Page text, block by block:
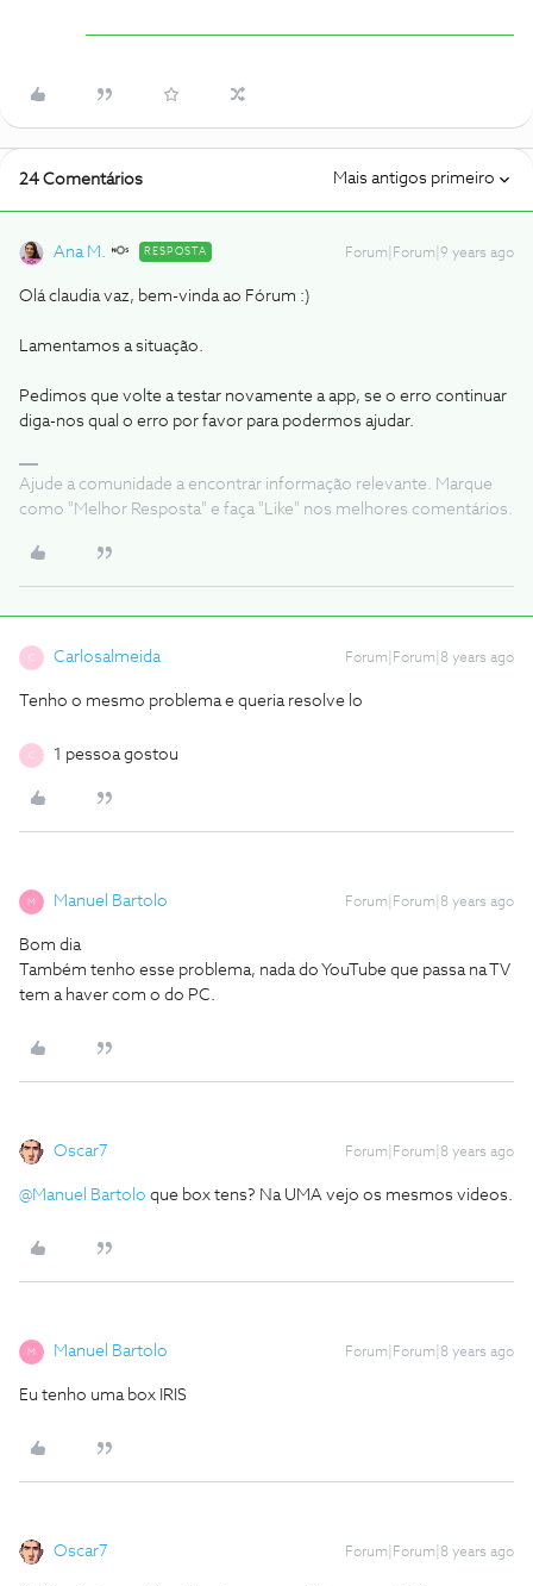
24 Comentários Mais antigos primeiro
Ana M. RESPOSTA Forum|Forum|9 years ago
Olá claudia vaz, bem-vinda ao Fórum :)
Lamentamos a situação.
Pedimos que volte a testar novamente a app, se o erro continuar
diga-nos qual o erro por favor para podermos ajudar.
Ajude a comunidade a encontrar informação relevante. Marque
como "Melhor Resposta" e faça "Like" nos melhores comentários.
C Carlosalmeida Forum|Forum|8 years ago
Tenho o mesmo problema e queria resolve lo
C 1 pessoa gostou
M Manuel Bartolo Forum|Forum|8 years ago
Bom dia
Também tenho esse problema, nada do YouTube que passa na TV
tem a haver com o do PC.
Oscar7 Forum|Forum|8 years ago
@Manuel Bartolo que box tens? Na UMA vejo os mesmos videos.
M Manuel Bartolo Forum|Forum|8 years ago
Eu tenho uma box IRIS
Oscar7 Forum|Forum|8 years ago